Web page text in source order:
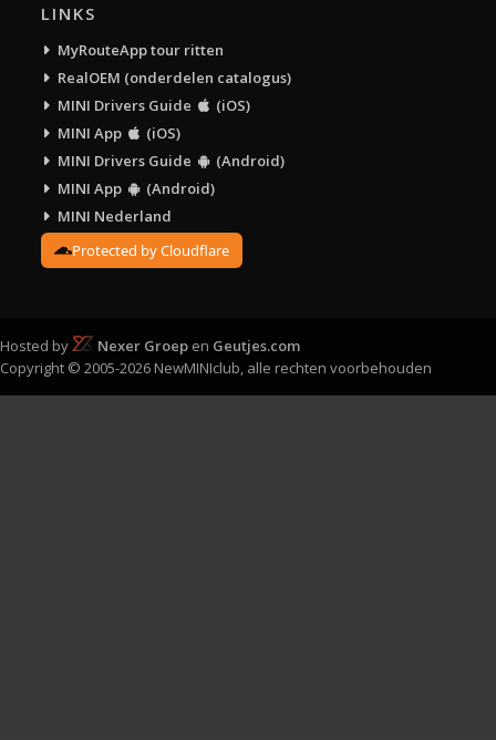
LINKS
MyRouteApp tour ritten
RealOEM (onderdelen catalogus)
MINI Drivers Guide
(iOS)
MINI App
(iOS)
MINI Drivers Guide
(Android)
MINI App
(Android)
MINI Nederland
Protected by Cloudflare
Hosted by Nexer Groep en Geutjes.com
Copyright © 2005-2026 NewMINIclub, alle rechten voorbehouden